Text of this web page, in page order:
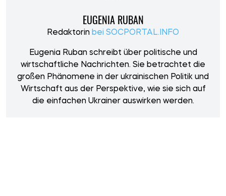
EUGENIA RUBAN
Redaktorin bei SOCPORTAL.INFO
Eugenia Ruban schreibt über politische und
wirtschaftliche Nachrichten. Sie betrachtet die
großen Phänomene in der ukrainischen Politik und
Wirtschaft aus der Perspektive, wie sie sich auf
die einfachen Ukrainer auswirken werden.